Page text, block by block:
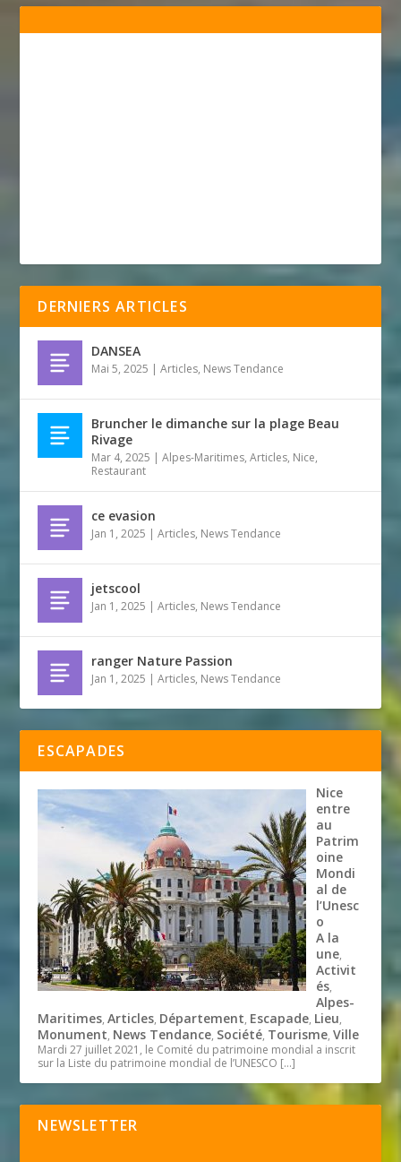
DERNIERS ARTICLES
DANSEA
Mai 5, 2025 |Articles, News Tendance
Bruncher le dimanche sur la plage Beau
Rivage
Mar 4, 2025 |Alpes-Maritimes,Articles, Nice,
Restaurant
ce evasion
Jan 1, 2025 |Articles, News Tendance
jetscool
Jan 1, 2025 |Articles, News Tendance
ranger Nature Passion
Jan 1, 2025 |Articles, News Tendance
ESCAPADES
Nice
entre
au
Patrim
oine
Mondi
al de
l’Unesc
o
A la
une,
Activit
és,
Alpes-
Maritimes,Articles, Département, Escapade, Lieu,
Monument, News Tendance, Société, Tourisme,Ville
Mardi 27 juillet 2021, le Comité du patrimoine mondial a inscrit
sur la Liste du patrimoine mondial de l’UNESCO […]
NEWSLETTER